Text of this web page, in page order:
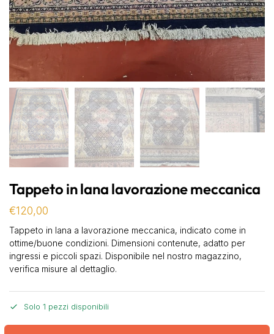
Tappeto in lana lavorazione meccanica
€120,00
Tappeto in lana a lavorazione meccanica, indicato come in
ottime/buone condizioni. Dimensioni contenute, adatto per
ingressi e piccoli spazi. Disponibile nel nostro magazzino,
verifica misure al dettaglio.
Solo 1 pezzi disponibili